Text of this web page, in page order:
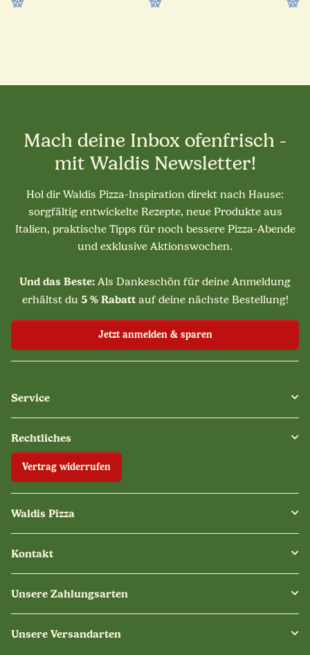
Mach deine Inbox ofenfrisch -
mit Waldis Newsletter!
Hol dir Waldis Pizza-Inspiration direkt nach Hause:
sorgfältig entwickelte Rezepte, neue Produkte aus
Italien, praktische Tipps für noch bessere Pizza-Abende
und exklusive Aktionswochen.
Und das Beste: Als Dankeschön für deine Anmeldung
erhältst du 5 % Rabattauf deine nächste Bestellung!
Jetzt anmelden & sparen
Service
Rechtliches
Vertrag widerrufen
Waldis Pizza
Kontakt
Unsere Zahlungsarten
Unsere Versandarten